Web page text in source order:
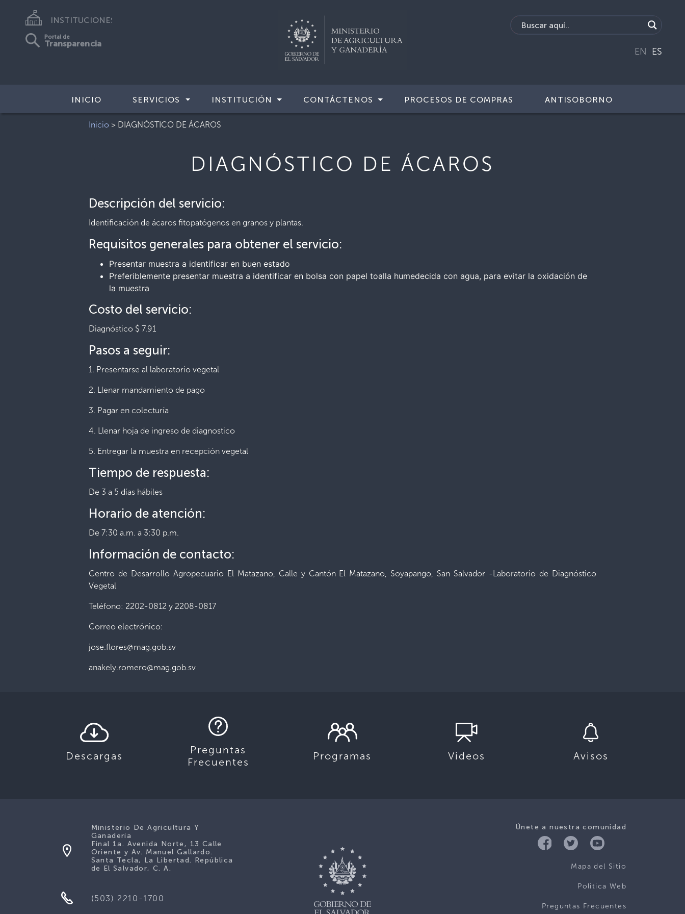
INSTITUCIONES
Portal de
Transparencia
EN ES
INICIO SERVICIOS INSTITUCIÓN CONTÁCTENOS PROCESOS DE COMPRAS ANTISOBORNO
Inicio > DIAGNÓSTICO DE ÁCAROS
DIAGNÓSTICO DE ÁCAROS
Descripción del servicio:
Identificación de ácaros fitopatógenos en granos y plantas.
Requisitos generales para obtener el servicio:
Presentar muestra a identificar en buen estado
Preferiblemente presentar muestra a identificar en bolsa con papel toalla humedecida con agua, para evitar la oxidación de
la muestra
Costo del servicio:
Diagnóstico $ 7.91
Pasos a seguir:
1. Presentarse al laboratorio vegetal
2. Llenar mandamiento de pago
3. Pagar en colecturía
4. Llenar hoja de ingreso de diagnostico
5. Entregar la muestra en recepción vegetal
Tiempo de respuesta:
De 3 a 5 días hábiles
Horario de atención:
De 7:30 a.m. a 3:30 p.m.
Información de contacto:
Centro de Desarrollo Agropecuario El Matazano, Calle y Cantón El Matazano, Soyapango, San Salvador -Laboratorio de Diagnóstico
Vegetal
Teléfono: 2202-0812 y 2208-0817
Correo electrónico:
jose.flores@mag.gob.sv
anakely.romero@mag.gob.sv
Descargas
Preguntas
Frecuentes
Programas Videos Avisos
Únete a nuestra comunidad
Mapa del Sitio
Politica Web
Preguntas Frecuentes
Ministerio De Agricultura Y
Ganadería
Final 1a. Avenida Norte, 13 Calle
Oriente y Av. Manuel Gallardo.
Santa Tecla, La Libertad. República
de El Salvador, C. A.
(503) 2210-1700